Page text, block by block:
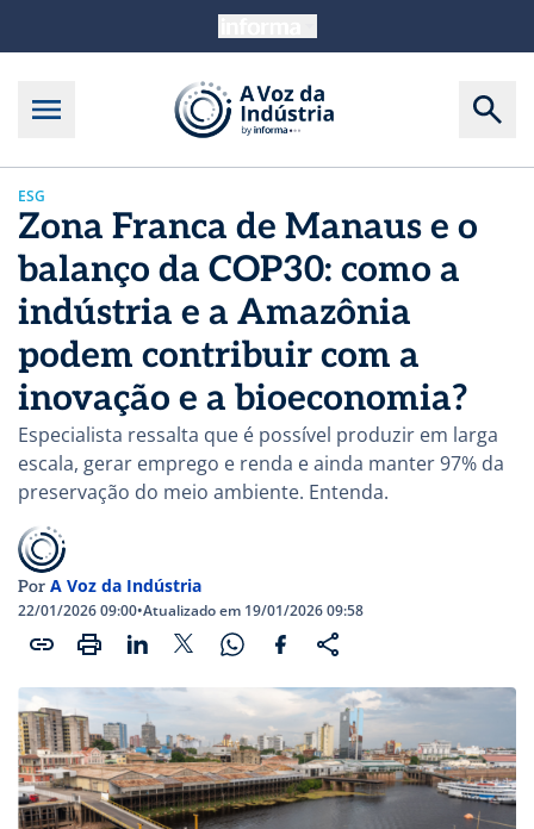
ESG
Zona Franca de Manaus e o
balanço da COP30: como a
indústria e a Amazônia
podem contribuir com a
inovação e a bioeconomia?
Especialista ressalta que é possível produzir em larga
escala, gerar emprego e renda e ainda manter 97% da
preservação do meio ambiente. Entenda.
Por A Voz da Indústria
22/01/2026 09:00•Atualizado em 19/01/2026 09:58